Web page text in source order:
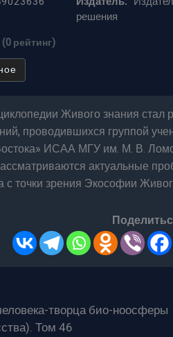
решения
рейтинг)
Живого знания стал
проводившихся группой
ИСАА МГУ им. М. В.
актуальные
с точки зрения Экософии
творца био-ноосферы
Том 46